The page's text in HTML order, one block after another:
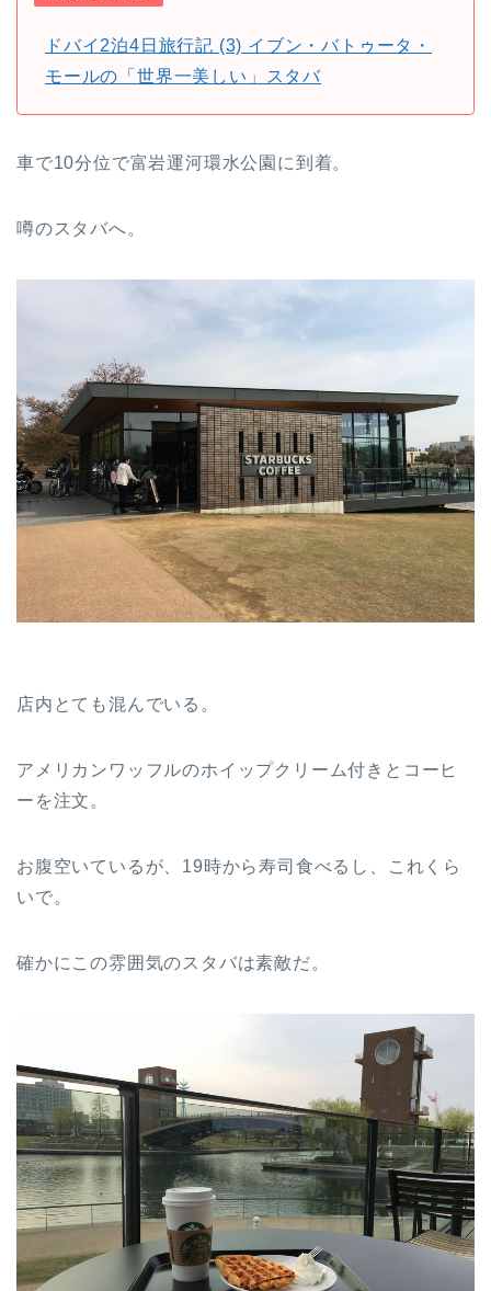
ドバイ2泊4日旅行記 (3) イブン・バトゥータ・
モールの「世界一美しい」スタバ
車で10分位で富岩運河環水公園に到着。
噂のスタバへ。
店内とても混んでいる。
アメリカンワッフルのホイップクリーム付きとコーヒ
ーを注文。
お腹空いているが、19時から寿司食べるし、これくら
いで。
確かにこの雰囲気のスタバは素敵だ。